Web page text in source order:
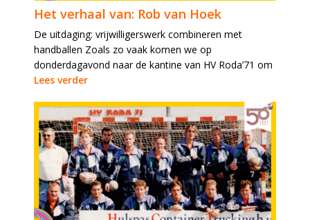
Het verhaal van: Rob van Hoek
De uitdaging: vrijwilligerswerk combineren met
handballen Zoals zo vaak komen we op
donderdagavond naar de kantine van HV Roda’71 om
Lees verder